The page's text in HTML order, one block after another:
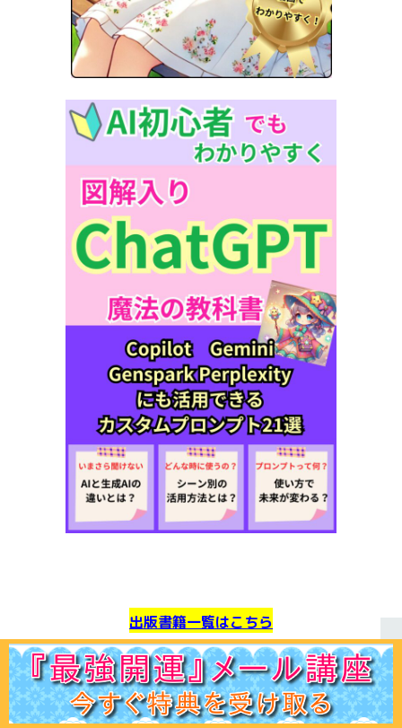
出版書籍一覧はこちら
ライン公式アカウントこちらをクリック
（お友達追加で最新の開運情報を手に入れることができま
ホーム 初見の方へﾌﾟﾛﾌｨｰﾙ 鑑定ﾒﾆｭｰ運命学講座易占講座お客様声体験談 記事一覧お問合せ Q＆A 出版書